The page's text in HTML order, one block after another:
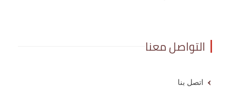
التواصل معنا
اتصل بنا